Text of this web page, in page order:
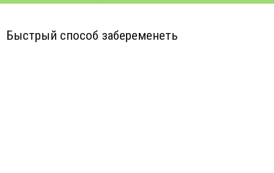
Быстрый способ забеременеть